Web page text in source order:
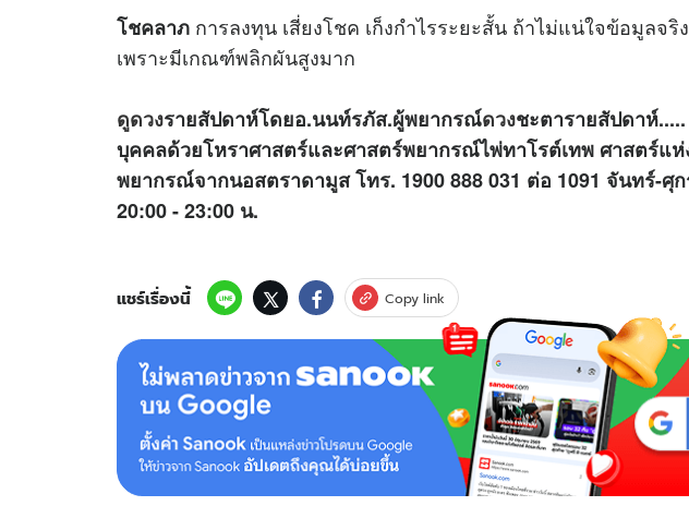
โชคลาภ การลงทุน เสี่ยงโชค เก็งกำไรระยะสั้น ถ้าไม่แน่ใจข้อมูลจริ
เพราะมีเกณฑ์พลิกผันสูงมาก
ดูดวงรายสัปดาห์โดยอ.นนท์รภัส.ผู้พยากรณ์ดวงชะตารายสัปดาห์
บุคคลด้วยโหราศาสตร์และศาสตร์พยากรณ์ไพ่ทาโรต์เทพ ศาสตร์แ
พยากรณ์จากนอสตราดามูส โทร. 1900 888 031 ต่อ 1091 จันทร์-ศุก
20:00 - 23:00 น.
แชร์เรื่องนี้ Copy link